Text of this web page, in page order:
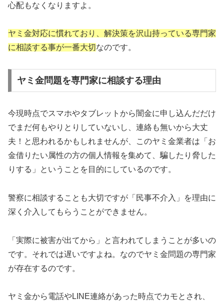
心配もなくなりますよ。
ヤミ金対応に慣れており、解決策を沢山持っている専門家
に相談する事が一番大切なのです。
ヤミ金問題を専門家に相談する理由
今現時点でスマホやタブレットから闇金に申し込んだだけ
でまだ何もやりとりしていないし、連絡も無いから大丈
夫！と思われるかもしれませんが、このヤミ金業者は「お
金借りたい属性の方の個人情報を集めて、騙したり脅した
りする」ということを目的にしているのです。
警察に相談することも大切ですが「民事不介入」を理由に
深く介入してもらうことができません。
「実際に被害が出てから」と言われてしまうことが多いの
です。それでは遅いですよね。なのでヤミ金問題の専門家
が存在するのです。
ヤミ金から電話やLINE連絡があった時点でカモとされ、